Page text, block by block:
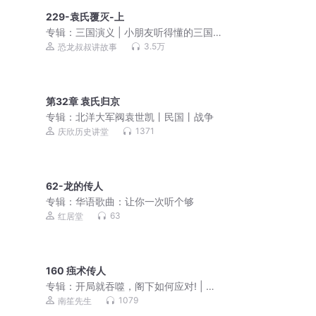
229-袁氏覆灭-上
专辑： 三国演义 | 小朋友听得懂的三国 |
儿童睡前故事
恐龙叔叔讲故事 3.5万
第32章 袁氏归京
专辑：北洋大军阀袁世凯丨民国丨战争
庆欣历史讲堂 1371
62-龙的传人
专辑：华语歌曲：让你一次听个够
红居堂 63
160 痋术传人
专辑：开局就吞噬，阁下如何应对! | 妖
冢禁忌 | 山海秘藏 | 悬疑 | 爽文
南笙先生 1079